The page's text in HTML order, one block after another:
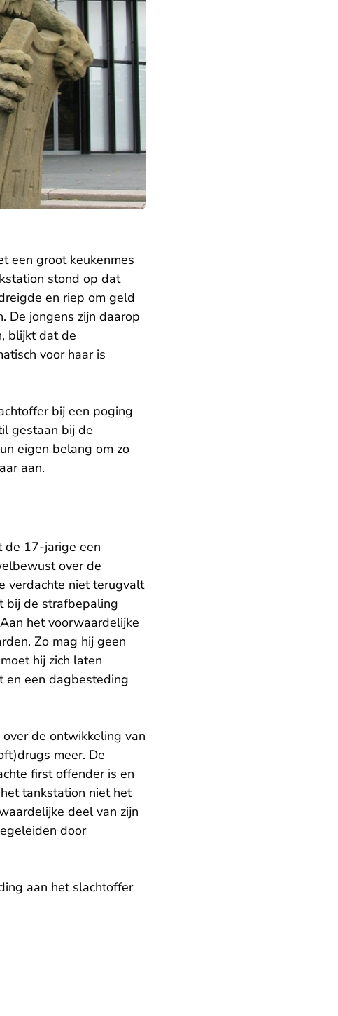
een groot keukenmes
stond op dat
en riep om geld
De jongens zijn daarop
blijkt dat de
voor haar is
bij een poging
gestaan bij de
eigen belang om zo
aan.
de 17-jarige een
over de
verdachte niet terugvalt
bij de strafbepaling
het voorwaardelijke
Zo mag hij geen
hij zich laten
en een dagbesteding
de ontwikkeling van
meer. De
first offender is en
tankstation niet het
deel van zijn
door
aan het slachtoffer